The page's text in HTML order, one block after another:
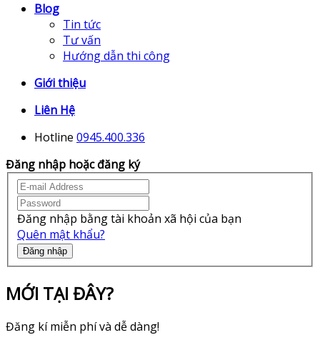
Blog
Tin tức
Tư vấn
Hướng dẫn thi công
Giới thiệu
Liên Hệ
Hotline 0945.400.336
Đăng nhập hoặc đăng ký
Đăng nhập bằng tài khoản xã hội của bạn
Quên mật khẩu?
Đăng nhập
MỚI TẠI ĐÂY?
Đăng kí miễn phí và dễ dàng!